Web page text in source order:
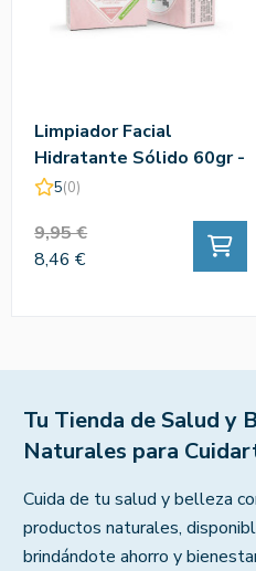
Limpiador Facial
Hidratante Sólido 60gr -
Silvestre
5(0)
9,95 €
8,46 €
Tu Tienda de Salud y
Naturales para
Cuida de tu salud y belleza
productos naturales,
brindándote ahorro y